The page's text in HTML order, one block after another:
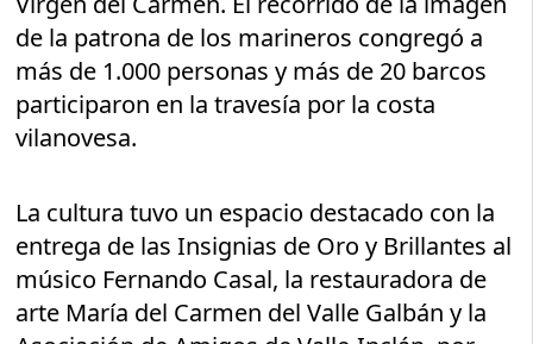
de la patrona de los marineros congregó a
más de 1.000 personas y más de 20 barcos
participaron en la travesía por la costa
vilanovesa.
La cultura tuvo un espacio destacado con la
entrega de las Insignias de Oro y Brillantes al
músico Fernando Casal, la restauradora de
arte María del Carmen del Valle Galbán y la